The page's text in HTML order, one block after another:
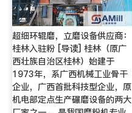
超细环辊磨，立磨设备供应商：
桂林入驻粉 [导读] 桂林（原广
西壮族自治区桂林）始建于
1973年，系广西机械工业骨干
企业，广西首批科技型企业，原
机电部定点生产碾磨设备的两大